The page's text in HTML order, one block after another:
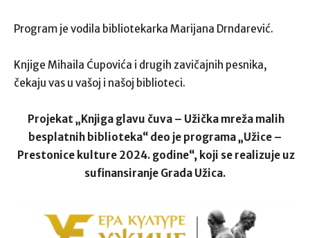
Program je vodila bibliotekarka Marijana Drndarević.
Knjige Mihaila Ćupovića i drugih zavičajnih pesnika,
čekaju vas u vašoj i našoj biblioteci.
Projekat „Knjiga glavu čuva – Užička mreža malih
besplatnih biblioteka“ deo je programa „Užice –
Prestonice kulture 2024. godine“, koji se realizuje uz
sufinansiranje Grada Užica.